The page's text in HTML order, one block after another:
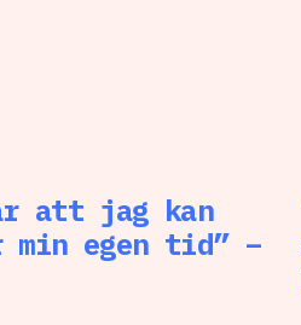
att jag kan
min egen tid” –